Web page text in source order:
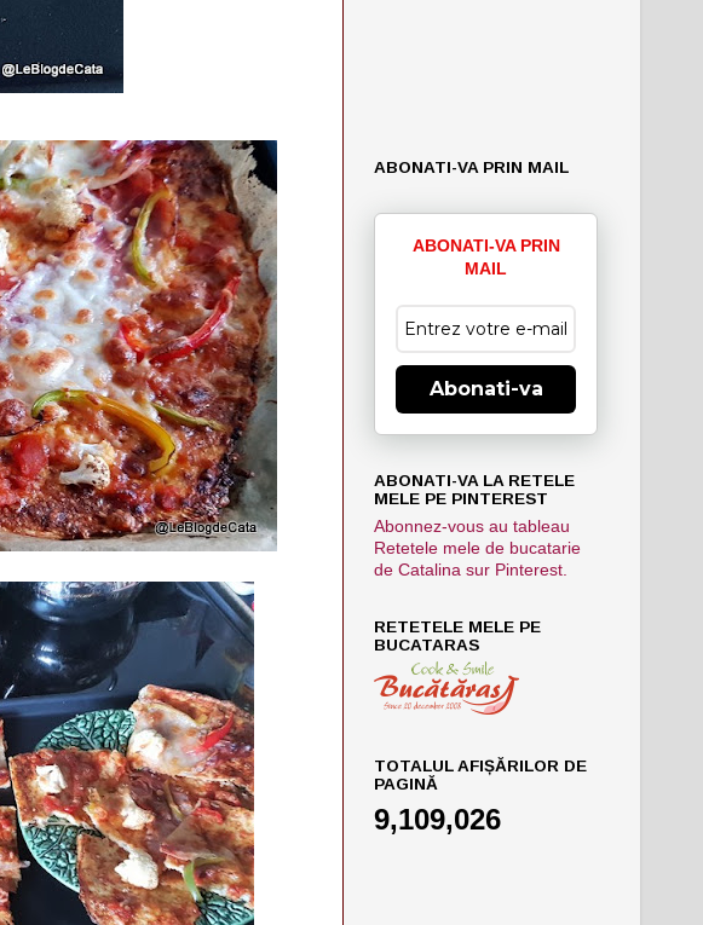
ABONATI-VA PRIN MAIL
ABONATI-VA PRIN
MAIL
Abonati-va
ABONATI-VA LA RETELE
MELE PE PINTEREST
Abonnez-vous au tableau
Retetele mele de bucatarie
de Catalina sur Pinterest.
RETETELE MELE PE
BUCATARAS
TOTALUL AFIȘĂRILOR DE
PAGINĂ
9,109,026